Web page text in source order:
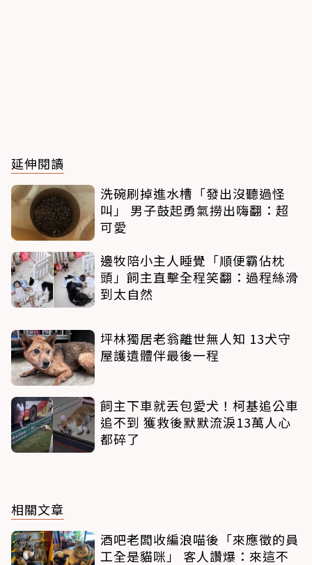
延伸閱讀
洗碗刷掉進水槽「發出沒聽過怪
叫」 男子鼓起勇氣撈出嗨翻：超
可愛
邊牧陪小主人睡覺「順便霸佔枕
頭」飼主直擊全程笑翻：過程絲滑
到太自然
坪林獨居老翁離世無人知 13犬守
屋護遺體伴最後一程
飼主下車就丟包愛犬！柯基追公車
追不到 獲救後默默流淚13萬人心
都碎了
相關文章
酒吧老闆收編浪喵後「來應徵的員
工全是貓咪」 客人讚爆：來這不